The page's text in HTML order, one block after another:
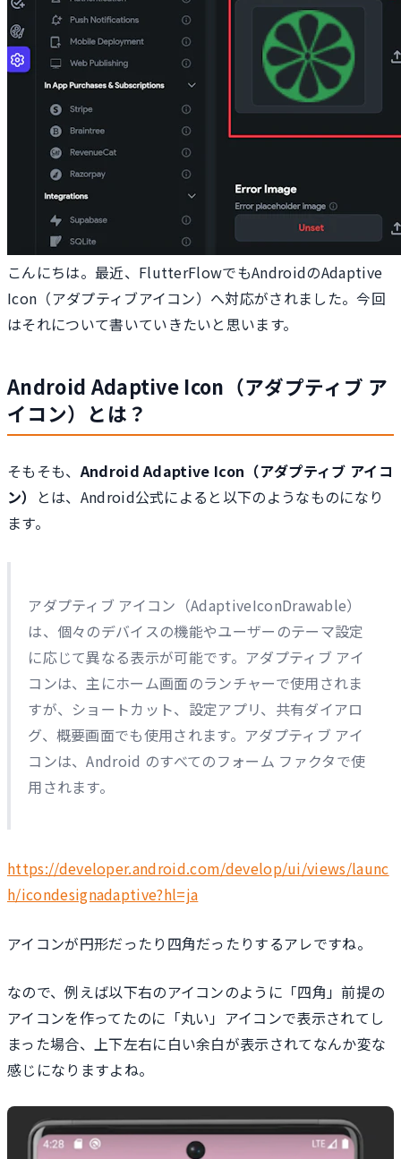
こんにちは。最近、FlutterFlowでもAndroidのAdaptive
Icon（アダプティブアイコン）へ対応がされました。今回
はそれについて書いていきたいと思います。
Android Adaptive Icon（アダプティブ ア
イコン）とは？
そもそも、Android Adaptive Icon（アダプティブ アイコ
ン）
とは、Android公式によると以下のようなものになり
ます。
アダプティブ アイコン（AdaptiveIconDrawable）
は、個々のデバイスの機能やユーザーのテーマ設定
に応じて異なる表示が可能です。アダプティブ アイ
コンは、主にホーム画面のランチャーで使用されま
すが、ショートカット、設定アプリ、共有ダイアロ
グ、概要画面でも使用されます。アダプティブ アイ
コンは、Android のすべてのフォーム ファクタで使
用されます。
https://developer.android.com/develop/ui/views/launc
h/icondesignadaptive?hl=ja
アイコンが円形だったり四角だったりするアレですね。
なので、例えば以下右のアイコンのように「四角」前提の
アイコンを作ってたのに「丸い」アイコンで表示されてし
まった場合、上下左右に白い余白が表示されてなんか変な
感じになりますよね。